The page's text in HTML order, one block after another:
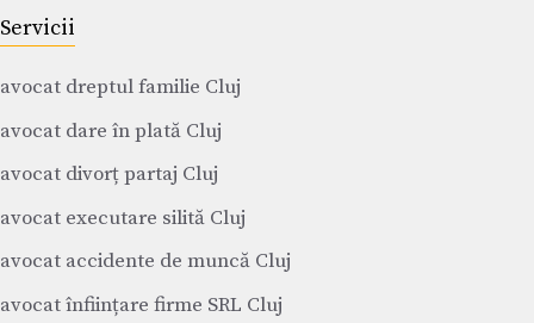
Servicii
avocat dreptul familie Cluj
avocat dare în plată Cluj
avocat divorț partaj Cluj
avocat executare silită Cluj
avocat accidente de muncă Cluj
avocat înființare firme SRL Cluj